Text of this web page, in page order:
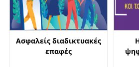
Ασφαλείς διαδικτυακές
επαφές